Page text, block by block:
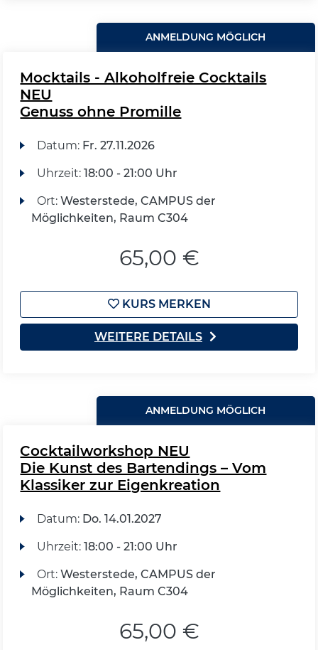
ANMELDUNG MÖGLICH
Mocktails - Alkoholfreie Cocktails
NEU
Genuss ohne Promille
Datum: Fr. 27.11.2026
Uhrzeit: 18:00 - 21:00 Uhr
Ort: Westerstede, CAMPUS der
Möglichkeiten, Raum C304
65,00 €
KURS MERKEN
WEITERE DETAILS
ANMELDUNG MÖGLICH
Cocktailworkshop NEU
Die Kunst des Bartendings – Vom
Klassiker zur Eigenkreation
Datum: Do. 14.01.2027
Uhrzeit: 18:00 - 21:00 Uhr
Ort: Westerstede, CAMPUS der
Möglichkeiten, Raum C304
65,00 €